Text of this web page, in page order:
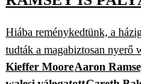
Hiába reménykedtünk, a
tudták a magabiztosan nyerő
Kieffer MooreAaron